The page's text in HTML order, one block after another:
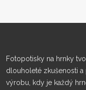
Fotopotisky na hrnky
dlouholeté zkušenosti
výrobu, kdy je každý